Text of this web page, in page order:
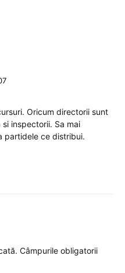
Oricum directorii sunt
inspectorii. Sa mai
partidele ce distribui.
Câmpurile obligatorii